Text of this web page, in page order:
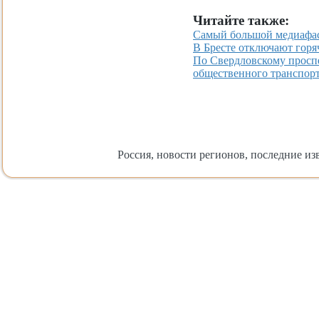
Читайте также:
Самый большой
В Бресте отключают
По Свердловскому
общественного
Россия, новости регионов, последние